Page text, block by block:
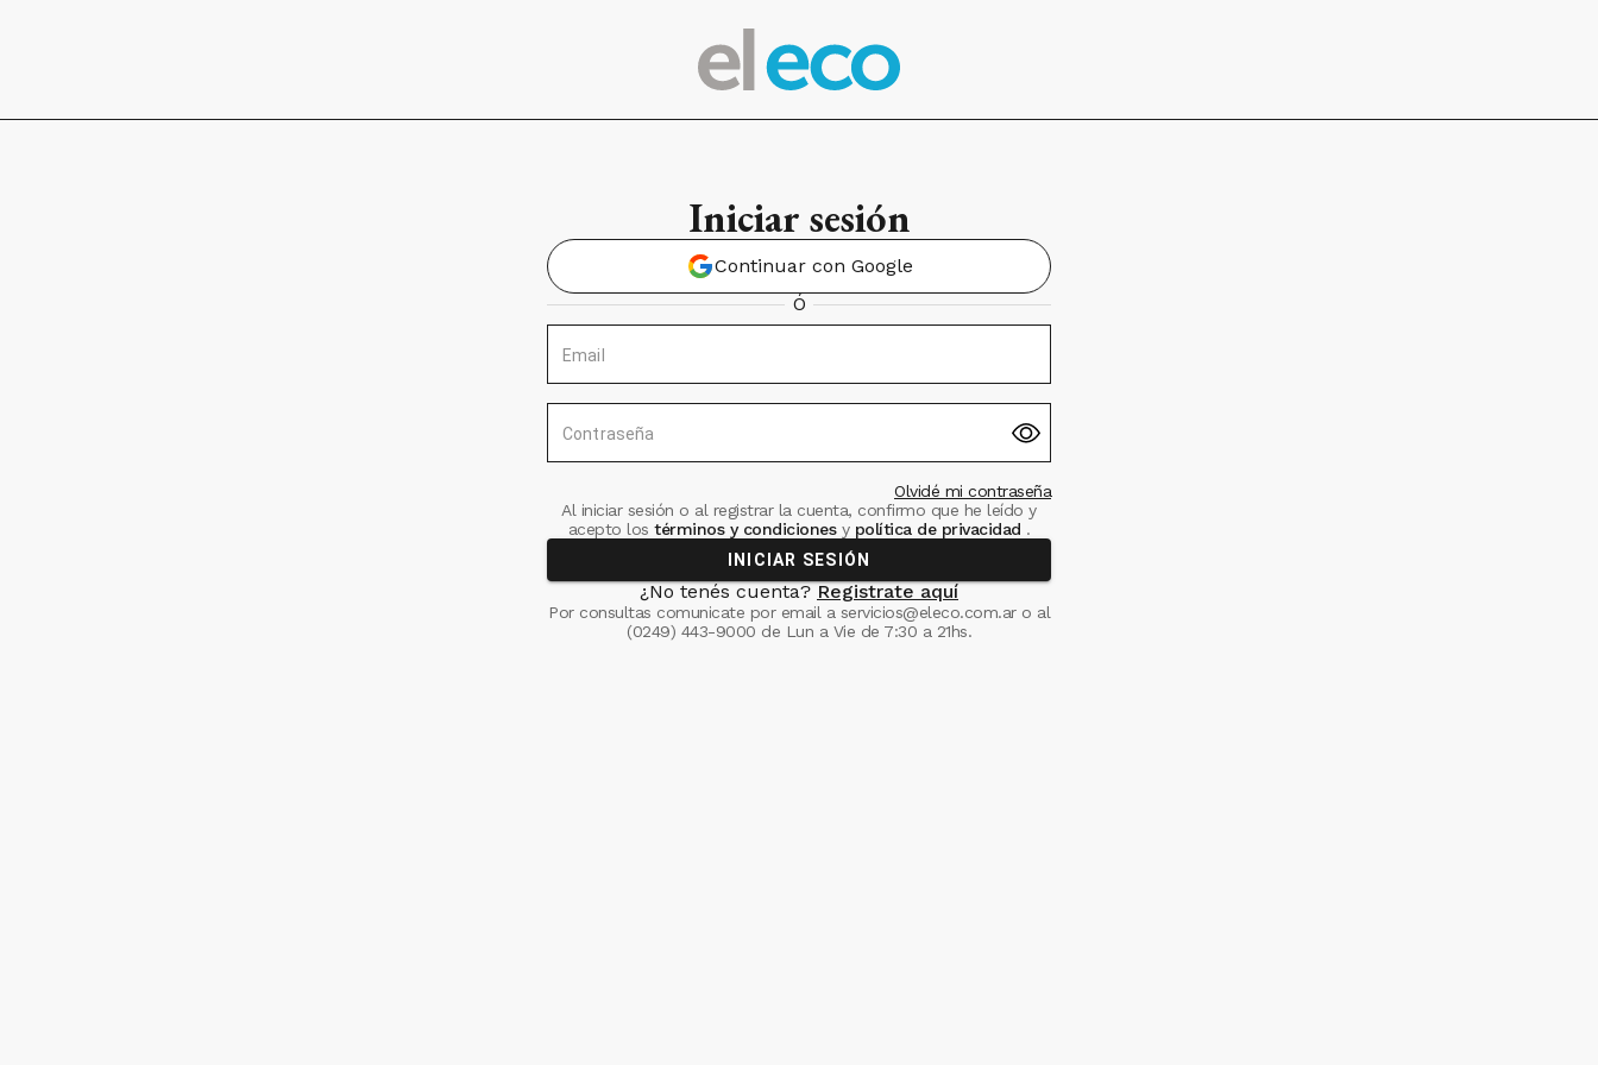
Iniciar sesión
Continuar con Google
Ó
Email
Contraseña
Olvidé mi contraseña
Al iniciar sesión o al registrar la cuenta, confirmo que he leído y
acepto los términos y condiciones ypolítica de privacidad .
INICIAR SESIÓN
¿No tenés cuenta? Registrate aquí
Por consultas comunicate por email a servicios@eleco.com.aro al
(0249) 443-9000 de Lun a Vie de 7:30 a 21hs.